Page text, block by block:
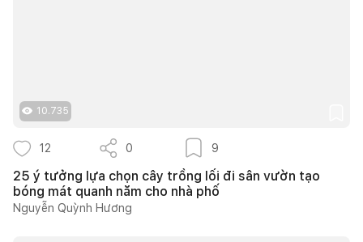
10.735
12 0 9
25 ý tưởng lựa chọn cây trồng lối đi sân vườn tạo
bóng mát quanh năm cho nhà phố
Nguyễn Quỳnh Hương